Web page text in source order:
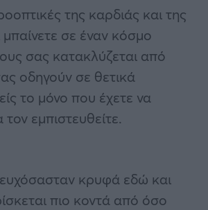
της καρδιάς και της
σε έναν κόσμο
σας κατακλύζεται από
οδηγούν σε θετικά
το μόνο που έχετε να
τον εμπιστευθείτε.
κρυφά εδώ και
πιο κοντά από όσο